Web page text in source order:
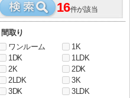
16件が該当
間取り
ワンルーム
1K
1DK
1LDK
2K
2DK
2LDK
3K
3DK
3LDK